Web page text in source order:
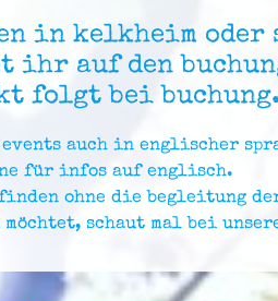
in kelkheim oder
auf den
folgt bei buchung.
auch in englischer
für infos auf englisch.
ohne die begleitung
schaut mal bei